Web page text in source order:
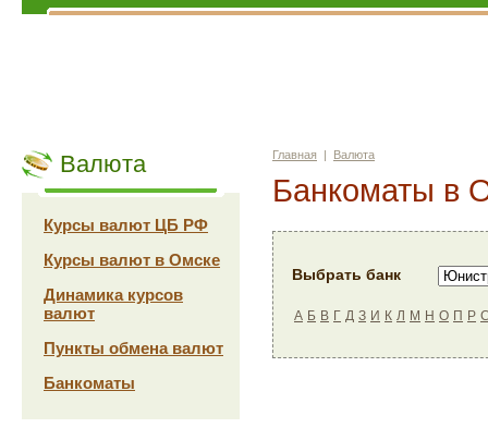
Валюта
Курсы валют ЦБ РФ
Курсы валют в Омске
Динамика курсов
валют
Пункты обмена валют
Банкоматы
Главная | Валюта
Банкоматы в
Выбрать банк
А Б В Г Д З И К Л М Н О П Р